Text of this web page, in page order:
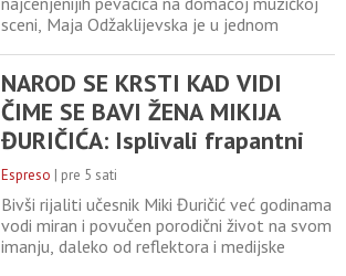
sceni, Maja Odžaklijevska je u jednom
osigurala bezbednost i obezbedila sve što je
potrebno svojoj deci i porodici, prihvatila je
posao koji nije imao nikakve veze sa
muzikom. Teške devedesete godine
NAROD SE KRSTI KAD VIDI
ČIME SE BAVI ŽENA MIKIJA
ĐURIČIĆA: Isplivali frapantni
podaci, ovo ni ne sanjate
Espreso | pre 5 sati
Bivši rijaliti učesnik Miki Đuričić već godinama
vodi miran i povučen porodični život na svom
imanju, daleko od reflektora i medijske